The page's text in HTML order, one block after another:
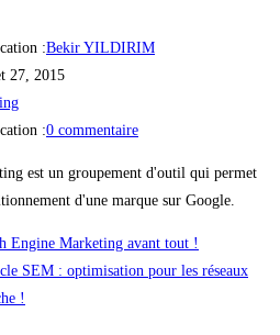
:Bekir YILDIRIM
27, 2015
:0 commentaire
est un groupement d'outil qui permet
d'une marque sur Google.
Engine Marketing avant tout !